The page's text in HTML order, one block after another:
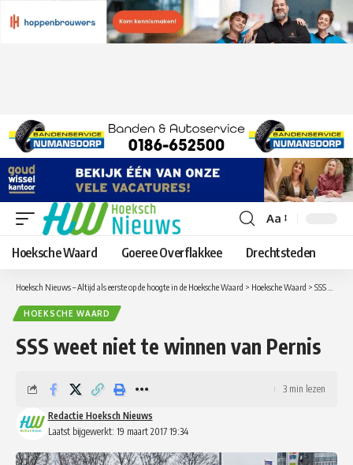
Lettergrootte
aanpassen
Aa
Hoeksche Waard Goeree Overflakkee Drechtsteden
Hoeksch Nieuws – Altijd als eerste op de hoogte in de Hoeksche Waard > Hoeksche Waard > SSS weet niet te winnen van Pernis
HOEKSCHE WAARD
SSS weet niet te winnen van Pernis
Laatst bijgewerkt: 19 maart 2017 19:34
Redactie Hoeksch Nieuws
3 min lezen